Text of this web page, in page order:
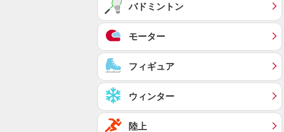
バドミントン
モーター
フィギュア
ウィンター
陸上